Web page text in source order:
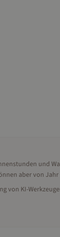
und
aber von
von KI-